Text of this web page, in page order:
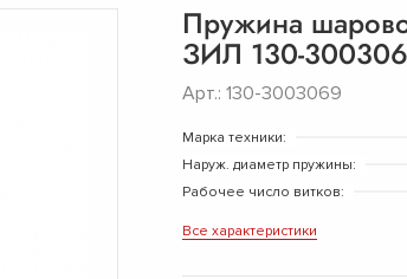
Пружина
ЗИЛ 130-
Арт.: 130-3003069
Марка техники:
Наруж. диаметр пружины:
Рабочее число витков:
Все характеристики